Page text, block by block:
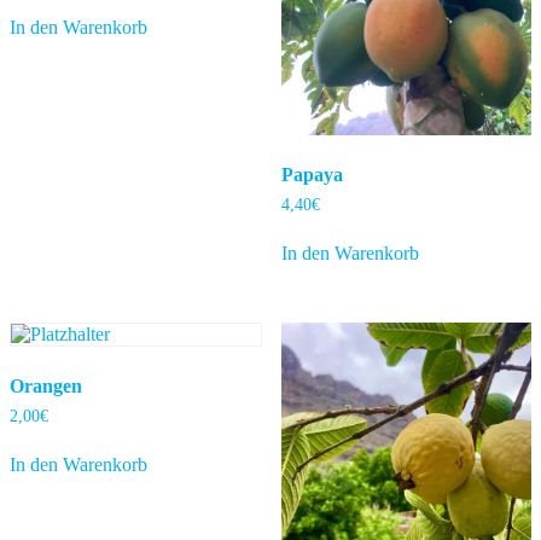
In den Warenkorb
Papaya
4,40€
In den Warenkorb
Orangen
2,00€
In den Warenkorb